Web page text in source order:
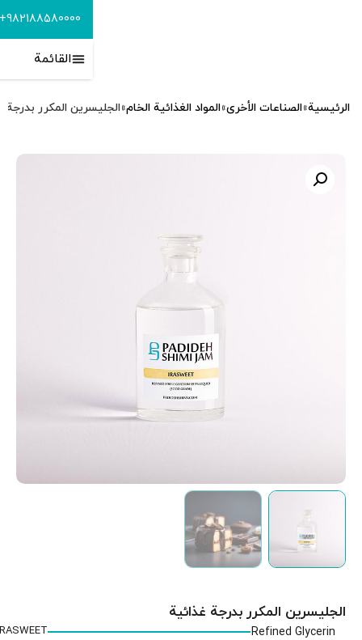
info@padidehshimijam.com
العربية
المكرر بدرجة غذائية
IRASWEET